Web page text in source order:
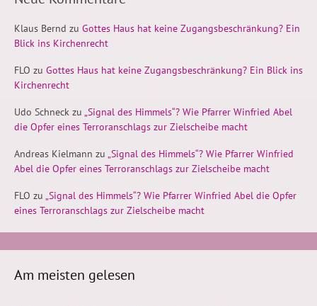
Klaus Bernd zu Gottes Haus hat keine Zugangsbeschränkung? Ein
Blick ins Kirchenrecht
FLO zu Gottes Haus hat keine Zugangsbeschränkung? Ein Blick ins
Kirchenrecht
Udo Schneck zu „Signal des Himmels“? Wie Pfarrer Winfried Abel
die Opfer eines Terroranschlags zur Zielscheibe macht
Andreas Kielmann zu „Signal des Himmels“? Wie Pfarrer Winfried
Abel die Opfer eines Terroranschlags zur Zielscheibe macht
FLO zu „Signal des Himmels“? Wie Pfarrer Winfried Abel die Opfer
eines Terroranschlags zur Zielscheibe macht
Am meisten gelesen